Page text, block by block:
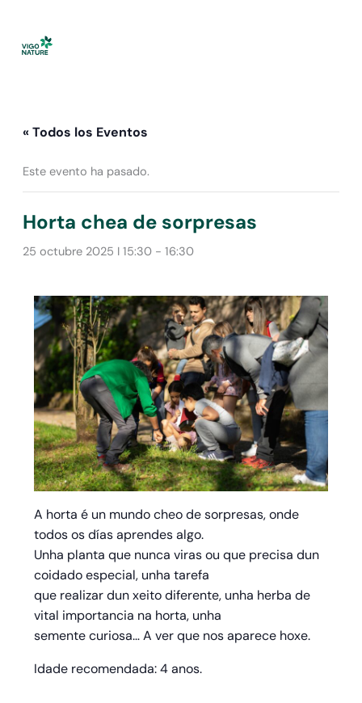
contenido
« Todos los Eventos
Este evento ha pasado.
Horta chea de sorpresas
25 octubre 2025 I 15:30- 16:30
A horta é un mundo cheo de sorpresas, onde
todos os días aprendes algo.
Unha planta que nunca viras ou que precisa dun
coidado especial, unha tarefa
que realizar dun xeito diferente, unha herba de
vital importancia na horta, unha
semente curiosa… A ver que nos aparece hoxe.
Idade recomendada: 4 anos.